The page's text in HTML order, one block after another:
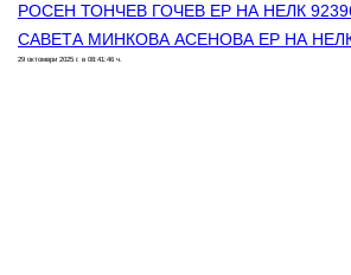
РОСЕН ТОНЧЕВ ГОЧЕВ ЕР НА НЕЛК
САВЕТА МИНКОВА АСЕНОВА ЕР НА НЕЛК
29 октомври 2025 г. в 08:41:46 ч.